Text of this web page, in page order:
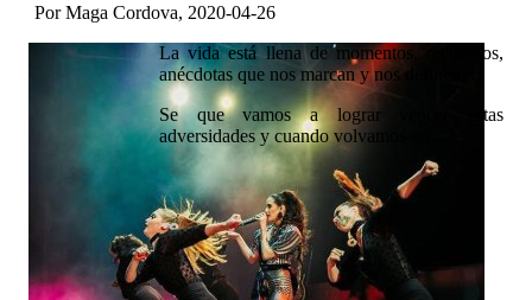
Por Maga Cordova, 2020-04-26
La vida está llena de momentos, recuerdos,
anécdotas que nos marcan y nos definen.
Se que vamos a lograr vencer estas
adversidades y cuando volvamos ser